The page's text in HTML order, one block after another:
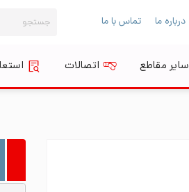
درباره ما تماس با ما
برای:
سایر مقاطع اتصالات